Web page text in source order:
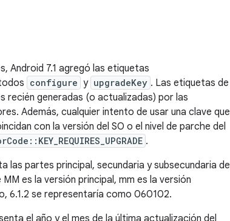
Android 7.1 agregó las etiquetas
configure y upgradeKey . Las etiquetas de
recién generadas (o actualizadas) por las
Además, cualquier intento de usar una clave que
con la versión del SO o el nivel de parche del
.
las partes principal, secundaria y subsecundaria de
es la versión principal, mm es la versión
6.1.2 se representaría como 060102.
el año y el mes de la última actualización del